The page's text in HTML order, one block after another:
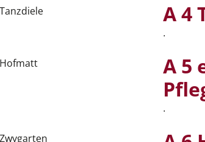
A 4
.
A 5
.